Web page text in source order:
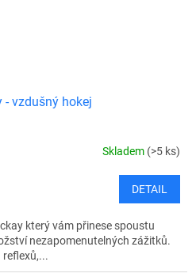
- vzdušný hokej
Skladem (>5 ks)
DETAIL
který vám přinese spoustu
nezapomenutelných zážitků.
reflexů,...